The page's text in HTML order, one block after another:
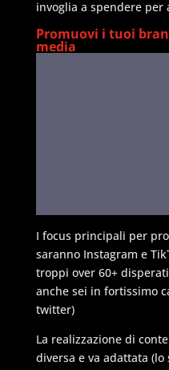
invoglia a spendere per
Promuovi i tuoi
media
I focus principali per
saranno Instagram e
troppi over 60+
anche sei in fortissimo
twitter)
La realizzazione di
diversa e va adattata (lo